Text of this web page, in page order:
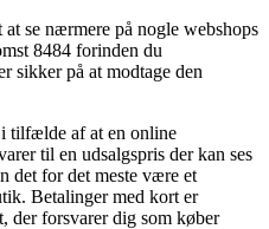
se nærmere på nogle webshops
8484 forinden du
sikker på at modtage den
tilfælde af at en online
til en udsalgspris der kan ses
det for det meste være et
Betalinger med kort er
der forsvarer dig som køber